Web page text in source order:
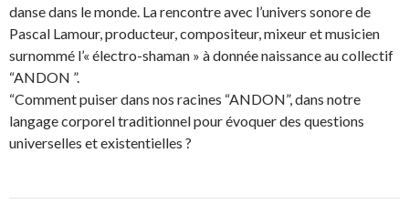
danse dans le monde. La rencontre avec l’univers sonore de
Pascal Lamour, producteur, compositeur, mixeur et musicien
surnommé l’« électro-shaman » à donnée naissance au collectif
“ANDON ”.
“Comment puiser dans nos racines “ANDON”, dans notre
langage corporel traditionnel pour évoquer des questions
universelles et existentielles ?